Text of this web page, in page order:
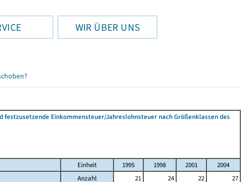
WIR ÜBER UNS
Einkommensteuer/Jahreslohnsteuer nach Größenklassen des
Einheit 1995 1998 2001
2004
Anzahl 21 24 22
27